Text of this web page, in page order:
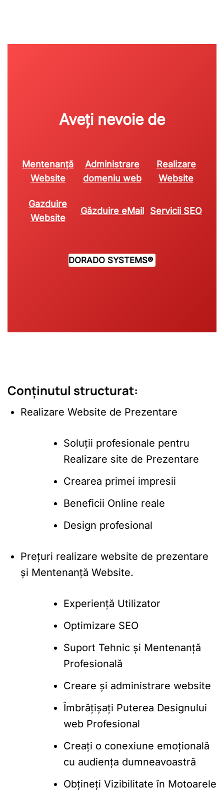
Aveți nevoie de
Mentenanță
Website
Administrare
domeniu web
Realizare
Website
Gazduire
Website
Găzduire eMail Servicii SEO
DORADO SYSTEMS®
Conținutul structurat:
Realizare Website de Prezentare
Soluții profesionale pentru
Realizare site de Prezentare
Crearea primei impresii
Beneficii Online reale
Design profesional
Prețuri realizare website de prezentare
și Mentenanță Website.
Experiență Utilizator
Optimizare SEO
Suport Tehnic și Mentenanță
Profesională
Creare și administrare website
Îmbrățișați Puterea Designului
web Profesional
Creați o conexiune emoțională
cu audiența dumneavoastră
Obțineți Vizibilitate în Motoarele